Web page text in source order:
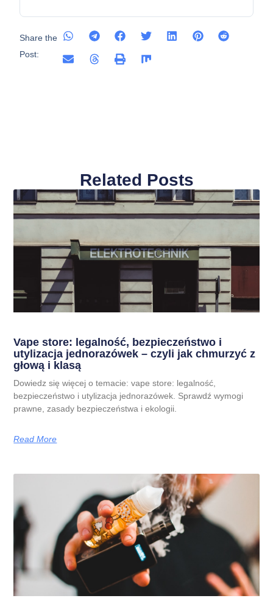
Share the
Post:
Related Posts
Vape store: legalność, bezpieczeństwo i
utylizacja jednorazówek – czyli jak chmurzyć z
głową i klasą
Dowiedz się więcej o temacie: vape store: legalność,
bezpieczeństwo i utylizacja jednorazówek. Sprawdź wymogi
prawne, zasady bezpieczeństwa i ekologii.
Read More